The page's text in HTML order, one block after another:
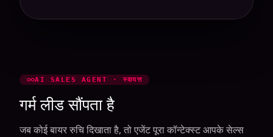
AI SALES AGENT · स्वायत्त
गर्म लीड सौंपता है
जब कोई बायर रुचि दिखाता है, तो एजेंट पूरा कॉन्टेक्स्ट आपके सेल्स